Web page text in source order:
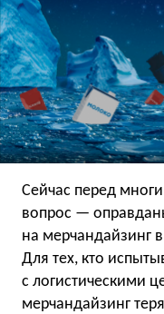
Сейчас перед
вопрос —
на мерчандайзинг
Для тех, кто
с логистическими
мерчандайзинг